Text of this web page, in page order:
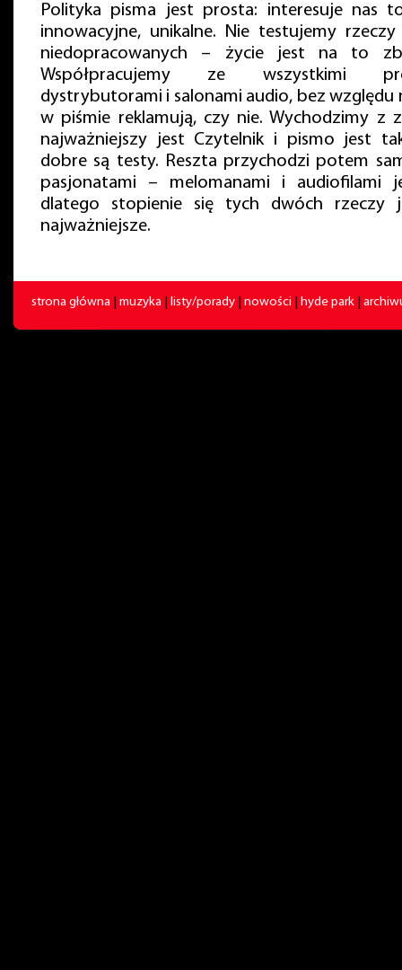
Polityka pisma jest prosta: interesuje nas
innowacyjne, unikalne. Nie testujemy rzeczy
niedopracowanych – życie jest na to
Współpracujemy ze wszystkimi
dystrybutorami i salonami audio, bez względu
w piśmie reklamują, czy nie. Wychodzimy z
najważniejszy jest Czytelnik i pismo jest
dobre są testy. Reszta przychodzi potem
pasjonatami – melomanami i audiofilami
dlatego stopienie się tych dwóch rzeczy
najważniejsze.
strona główna muzyka listy/porady nowości hyde park